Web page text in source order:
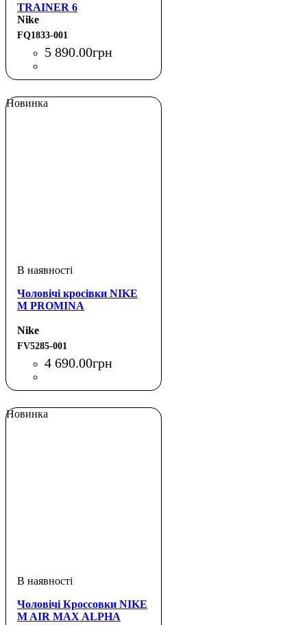
TRAINER 6
Nike
FQ1833-001
5 890.00грн
Новинка
Чоловічі кросівки NIKE
M PROMINA
Nike
FV5285-001
4 690.00грн
Новинка
Чоловічі Кроссовки NIKE
M AIR MAX ALPHA